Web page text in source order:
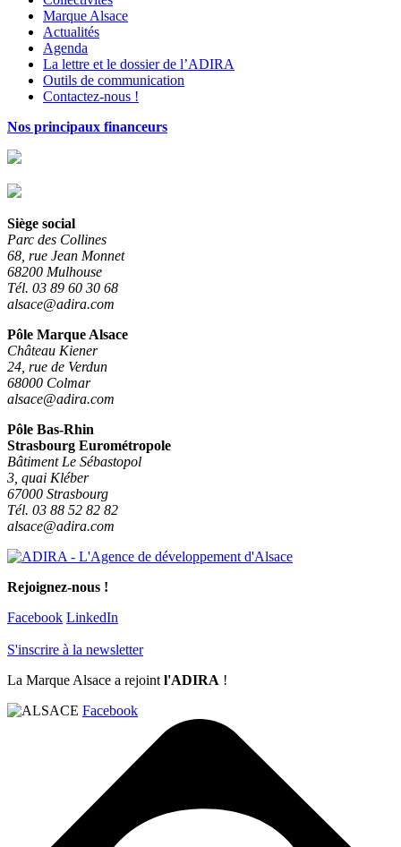
Marque Alsace
Actualités
Agenda
La lettre et le dossier de l’ADIRA
Outils de communication
Contactez-nous !
Nos principaux financeurs
Siège social
Parc des Collines
68, rue Jean Monnet
68200 Mulhouse
Tél. 03 89 60 30 68
alsace@adira.com
Pôle Marque Alsace
Château Kiener
24, rue de Verdun
68000 Colmar
alsace@adira.com
Pôle Bas-Rhin
Strasbourg Eurométropole
Bâtiment Le Sébastopol
3, quai Kléber
67000 Strasbourg
Tél. 03 88 52 82 82
alsace@adira.com
Rejoignez-nous !
Facebook LinkedIn
S'inscrire à la newsletter
La Marque Alsace a rejoint l'ADIRA !
Facebook